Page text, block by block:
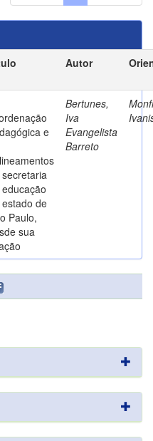
Autor
e
de
Paulo,
sua
Bertunes,
Iva
Evangelista
Barreto